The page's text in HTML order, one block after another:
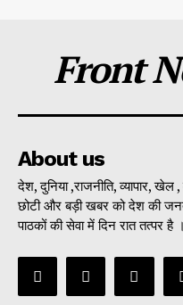
Front
About us
देश, दुनिया ,राजनीति, व्यापार,
छोटी और बड़ी खबर को देश की
पाठकों की सेवा में दिन रात तत्पर है ।